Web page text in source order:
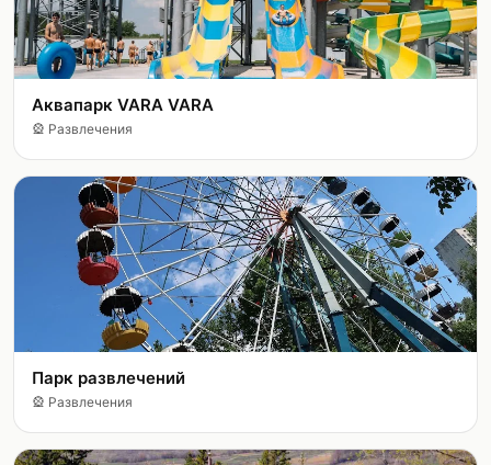
Аквапарк VARA VARA
🎡 Развлечения
Парк развлечений
🎡 Развлечения